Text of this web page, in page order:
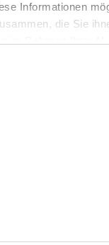
Informationen
die Sie